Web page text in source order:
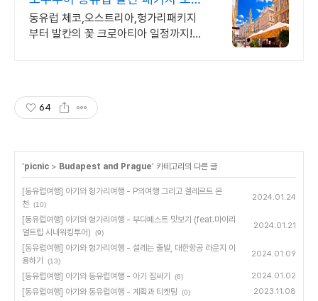
틱 동유럽여행! 모두투어
동유럽 체코,오스트리아,헝가리패키지
부터 발칸의 꽃 크로아티아 일정까지!
64
'picnic > Budapest and Prague' 카테고리의 다른 글
[동유럽여행] 아기와 헝가리여행 - P의여행 그리고 겔레르트 온
천
(10)
2024.01.24
[동유럽여행] 아기와 헝가리여행 - 부다페스트 맛보기 (feat.마이리
얼트립 시내워킹투어)
(9)
2024.01.21
[동유럽여행] 아기와 헝가리여행 - 설레는 출발, 대한항공 라운지 이
용하기
(13)
2024.01.09
[동유럽여행] 아기와 동유럽여행 - 아기 짐싸기 (6) 2024.01.02
[동유럽여행] 아기와 동유럽여행 - 계획과 티켓팅 (0) 2023.11.08